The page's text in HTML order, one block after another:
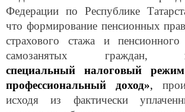
Федерации по Республике
что формирование пенсионных
страхового стажа и пенсионного
самозанятых граждан,
специальный налоговый
профессиональный доход»,
исходя из фактически